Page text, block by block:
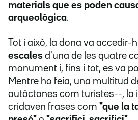
materials que es poden
arqueològica.
Tot i això, la dona va accedir-
escales d'una de les quatre
monument i, fins i tot, es va
Mentre ho feia, una multitud
autòctones com turistes--, la
cridaven frases com "que la